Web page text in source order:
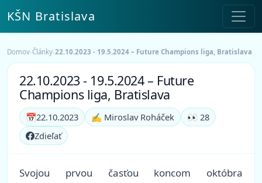
KŠN Bratislava
Domov›Články›22.10.2023 - 19.5.2024 – Future Champions liga, Bratislava
22.10.2023 - 19.5.2024 – Future
Champions liga, Bratislava
📅22.10.2023 ✍️ Miroslav Roháček
👀 28
Zdieľať
Svojou prvou časťou koncom októbra